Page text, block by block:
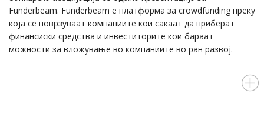
Funderbeam. Funderbeam е платформа за crowdfunding преку
која се поврзуваат компаниите кои сакаат да приберат
финансиски средства и инвеститорите кои бараат
можности за вложување во компаниите во ран развој.